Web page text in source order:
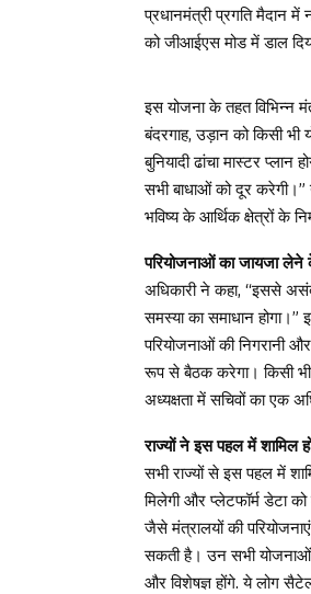
प्रधानमंत्री प्रगति मैदान
को जीआईएस मोड में डाल
इस योजना के तहत विभिन्न
बंदरगाह, उड़ान को किसी भी
बुनियादी ढांचा मास्टर
सभी बाधाओं को दूर करेगी।”
भविष्य के आर्थिक क्षेत्रों के
परियोजनाओं का जायजा लेने
अधिकारी ने कहा, “इससे
समस्या का समाधान होगा।”
परियोजनाओं की निगरानी
रूप से बैठक करेगा। किसी
अध्यक्षता में सचिवों का एक
राज्यों ने इस पहल में शामिल
सभी राज्यों से इस पहल में
मिलेगी और प्लेटफॉर्म डेटा
जैसे मंत्रालयों की
सकती है। उन सभी योजनाओं
और विशेषज्ञ होंगे. ये लोग